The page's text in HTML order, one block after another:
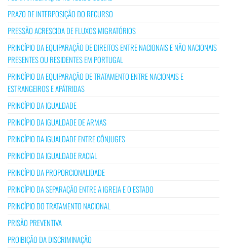
PRAZO DE INTERPOSIÇÃO DO RECURSO
PRESSÃO ACRESCIDA DE FLUXOS MIGRATÓRIOS
PRINCÍPIO DA EQUIPARAÇÃO DE DIREITOS ENTRE NACIONAIS E NÃO NACIONAIS
PRESENTES OU RESIDENTES EM PORTUGAL
PRINCÍPIO DA EQUIPARAÇÃO DE TRATAMENTO ENTRE NACIONAIS E
ESTRANGEIROS E APÁTRIDAS
PRINCÍPIO DA IGUALDADE
PRINCÍPIO DA IGUALDADE DE ARMAS
PRINCÍPIO DA IGUALDADE ENTRE CÔNJUGES
PRINCÍPIO DA IGUALDADE RACIAL
PRINCÍPIO DA PROPORCIONALIDADE
PRINCÍPIO DA SEPARAÇÃO ENTRE A IGREJA E O ESTADO
PRINCÍPIO DO TRATAMENTO NACIONAL
PRISÃO PREVENTIVA
PROIBIÇÃO DA DISCRIMINAÇÃO